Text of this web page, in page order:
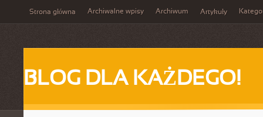
Strona główna Archiwalne wpisy Archiwum Artykuły
BLOG DLA KAŻDEGO!